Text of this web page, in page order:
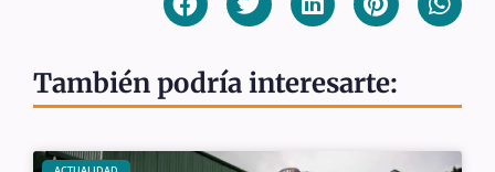
También podría interesarte: